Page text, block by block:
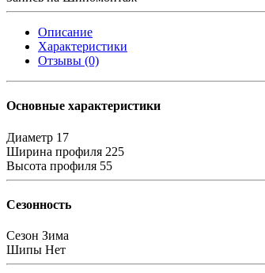
Описание
Характеристики
Отзывы (0)
Основные характеристики
Диаметр 17
Ширина профиля 225
Высота профиля 55
Сезонность
Сезон Зима
Шипы Нет